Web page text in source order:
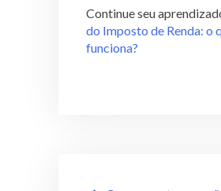
Continue seu
do Imposto de Renda: o
funciona?